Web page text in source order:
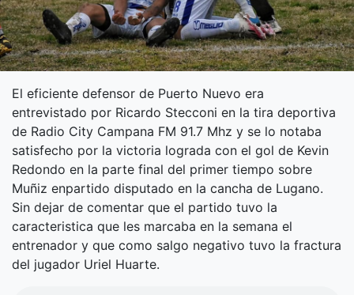
El eficiente defensor de Puerto Nuevo era
entrevistado por Ricardo Stecconi en la tira deportiva
de Radio City Campana FM 91.7 Mhz y se lo notaba
satisfecho por la victoria lograda con el gol de Kevin
Redondo en la parte final del primer tiempo sobre
Muñiz enpartido disputado en la cancha de Lugano.
Sin dejar de comentar que el partido tuvo la
caracteristica que les marcaba en la semana el
entrenador y que como salgo negativo tuvo la fractura
del jugador Uriel Huarte.